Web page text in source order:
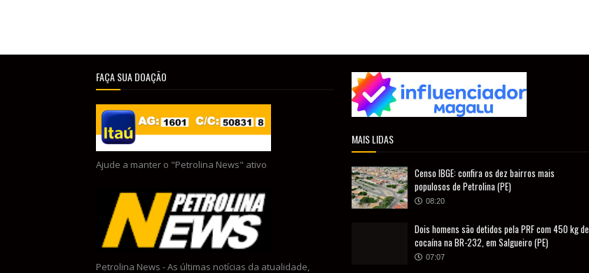
FAÇA SUA DOAÇÃO
Ajude a manter o "Petrolina News" ativo
Petrolina News - As últimas notícias da atualidade,
MAIS LIDAS
Censo IBGE: confira os dez bairros mais
populosos de Petrolina (PE)
08:20
Dois homens são detidos pela PRF com 450 kg de
cocaína na BR-232, em Salgueiro (PE)
07:07